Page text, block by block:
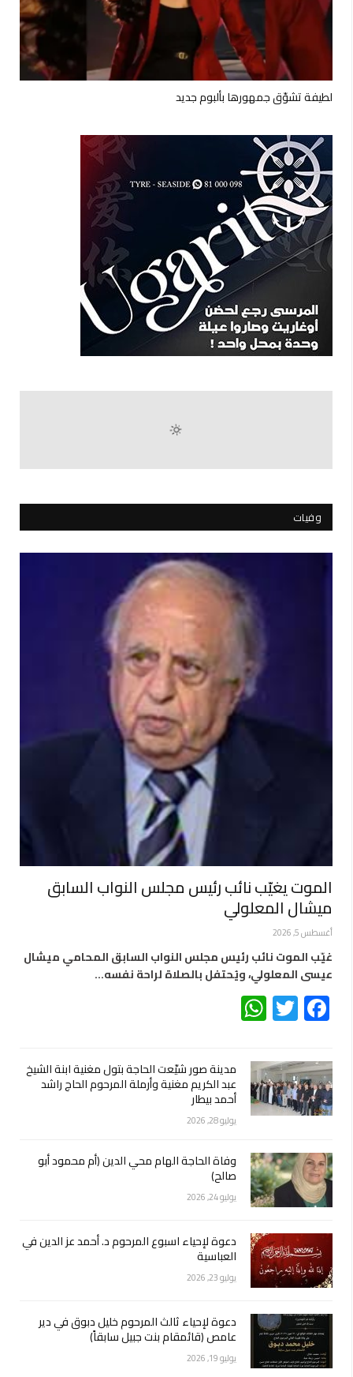
لطيفة تشوّق جمهورها بألبوم جديد
وفيات
الموت يغيّب نائب رئيس مجلس النواب السابق
ميشال المعلولي
أغسطس 5, 2026
غيّب الموت نائب رئيس مجلس النواب السابق المحامي ميشال
عيسى المعلولي، ويُحتفل بالصلاة لراحة نفسه…
Facebook
Twitter
مدينة صور شيّعت الحاجة بتول مغنية ابنة الشيخ
عبد الكريم مغنية وأرملة المرحوم الحاج راشد
أحمد بيطار
يوليو 28, 2026
وفاة الحاجة الهام محي الدين (أم محمود أبو
صالح)
يوليو 24, 2026
دعوة لإحياء اسبوع المرحوم د. أحمد عز الدين في
العباسية
يوليو 23, 2026
دعوة لإحياء ثالث المرحوم خليل دبوق في دير
عامص (قائمقام بنت جبيل سابقاً)
يوليو 19, 2026